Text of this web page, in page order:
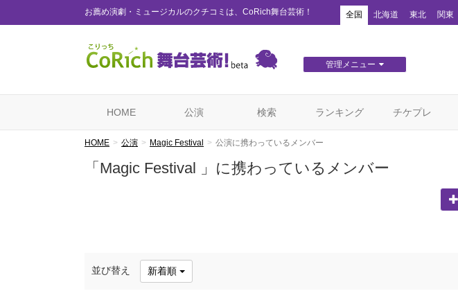
お薦め演劇・ミュージカルのクチコミは、CoRich舞台芸術！ 全国 北海道 東北 関東
管理メニュー
HOME 公演 検索 ランキング チケプレ
HOME 公演 Magic Festival 公演に携わっているメンバー
「Magic Festival 」に携わっているメンバー
並び替え 新着順